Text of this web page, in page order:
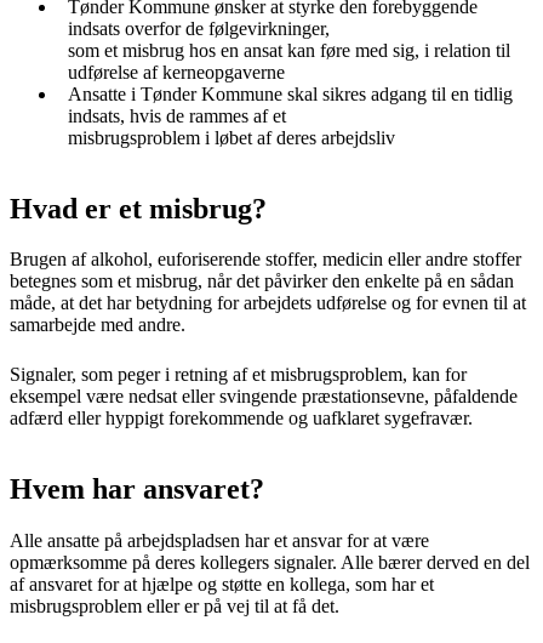
Tønder Kommune ønsker at styrke den forebyggende
indsats overfor de følgevirkninger,
som et misbrug hos en ansat kan føre med sig, i relation til
udførelse af kerneopgaverne
Ansatte i Tønder Kommune skal sikres adgang til en tidlig
indsats, hvis de rammes af et
misbrugsproblem i løbet af deres arbejdsliv
Hvad er et misbrug?
Brugen af alkohol, euforiserende stoffer, medicin eller andre stoffer
betegnes som et misbrug, når det påvirker den enkelte på en sådan
måde, at det har betydning for arbejdets udførelse og for evnen til at
samarbejde med andre.
Signaler, som peger i retning af et misbrugsproblem, kan for
eksempel være nedsat eller svingende præstationsevne, påfaldende
adfærd eller hyppigt forekommende og uafklaret sygefravær.
Hvem har ansvaret?
Alle ansatte på arbejdspladsen har et ansvar for at være
opmærksomme på deres kollegers signaler. Alle bærer derved en del
af ansvaret for at hjælpe og støtte en kollega, som har et
misbrugsproblem eller er på vej til at få det.